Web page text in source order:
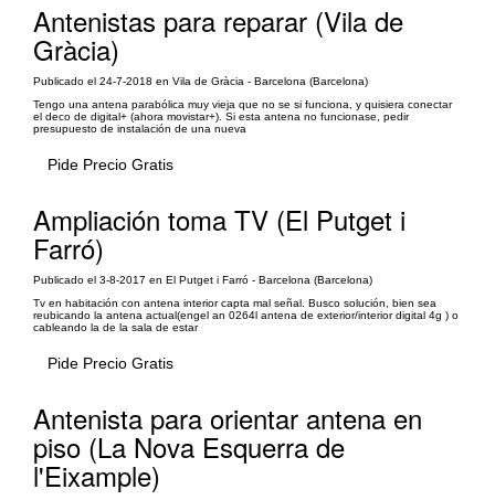
Antenistas para reparar (Vila de
Gràcia)
Publicado el 24-7-2018 en Vila de Gràcia - Barcelona (Barcelona)
Tengo una antena parabólica muy vieja que no se si funciona, y quisiera conectar
el deco de digital+ (ahora movistar+). Si esta antena no funcionase, pedir
presupuesto de instalación de una nueva
Pide Precio Gratis
Ampliación toma TV (El Putget i
Farró)
Publicado el 3-8-2017 en El Putget i Farró - Barcelona (Barcelona)
Tv en habitación con antena interior capta mal señal. Busco solución, bien sea
reubicando la antena actual(engel an 0264l antena de exterior/interior digital 4g ) o
cableando la de la sala de estar
Pide Precio Gratis
Antenista para orientar antena en
piso (La Nova Esquerra de
l'Eixample)